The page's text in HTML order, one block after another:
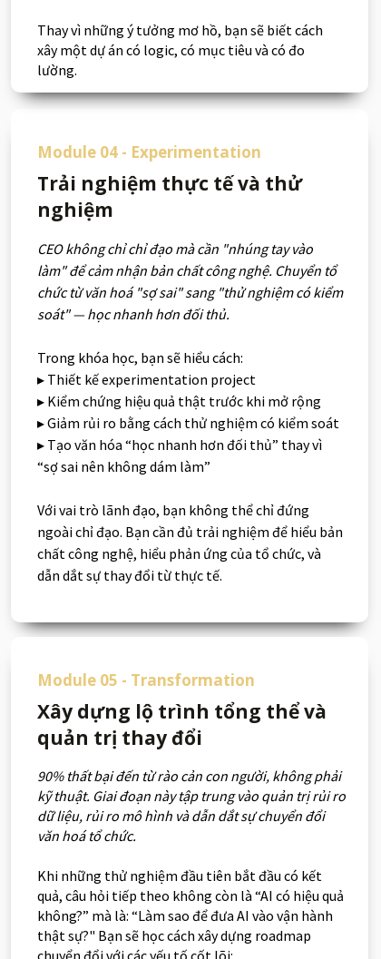
Trải nghiệm thực tế và thử
nghiệm
CEO không chỉ chỉ đạo mà cần "nhúng tay vào
làm" để cảm nhận bản chất công nghệ. Chuyển tổ
chức từ văn hoá "sợ sai" sang "thử nghiệm có kiểm
soát" — học nhanh hơn đối thủ.
Trong khóa học, bạn sẽ hiểu cách:
▸ Thiết kế experimentation project
▸ Kiểm chứng hiệu quả thật trước khi mở rộng
▸ Giảm rủi ro bằng cách thử nghiệm có kiểm soát
▸ Tạo văn hóa “học nhanh hơn đối thủ” thay vì
“sợ sai nên không dám làm”
Với vai trò lãnh đạo, bạn không thể chỉ đứng
ngoài chỉ đạo. Bạn cần đủ trải nghiệm để hiểu bản
chất công nghệ, hiểu phản ứng của tổ chức, và
dẫn dắt sự thay đổi từ thực tế.
Module 04 - Experimentation
Xây dựng lộ trình tổng thể và
quản trị thay đổi
90% thất bại đến từ rào cản con người, không phải
kỹ thuật. Giai đoạn này tập trung vào quản trị rủi ro
dữ liệu, rủi ro mô hình và dẫn dắt sự chuyển đổi
văn hoá tổ chức.
Khi những thử nghiệm đầu tiên bắt đầu có kết
quả, câu hỏi tiếp theo không còn là “AI có hiệu quả
không?” mà là: “Làm sao để đưa AI vào vận hành
thật sự?" Bạn sẽ học cách xây dựng roadmap
chuyển đổi với các yếu tố cốt lõi:
Module 05 - Transformation
Thay vì những ý tưởng mơ hồ, bạn sẽ biết cách
xây một dự án có logic, có mục tiêu và có đo
lường.